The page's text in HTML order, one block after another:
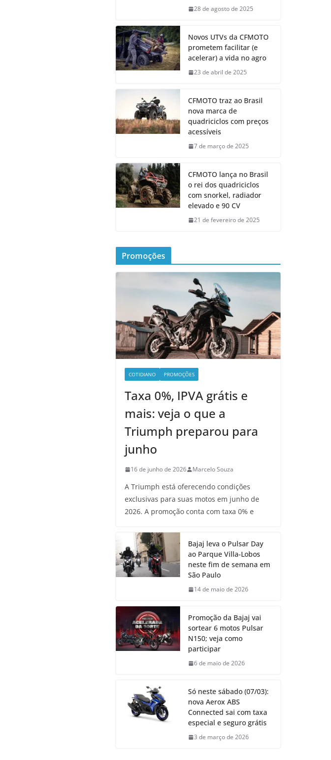
28 de agosto de 2025
Novos UTVs da CFMOTO
prometem facilitar (e
acelerar) a vida no agro
23 de abril de 2025
CFMOTO traz ao Brasil
nova marca de
quadriciclos com preços
acessíveis
7 de março de 2025
CFMOTO lança no Brasil
o rei dos quadriciclos
com snorkel, radiador
elevado e 90 CV
21 de fevereiro de 2025
Promoções
COTIDIANO PROMOÇÕES
Taxa 0%, IPVA grátis e
mais: veja o que a
Triumph preparou para
junho
16 de junho de 2026 Marcelo Souza
A Triumph está oferecendo condições
exclusivas para suas motos em junho de
2026. A promoção conta com taxa 0% e
Bajaj leva o Pulsar Day
ao Parque Villa-Lobos
neste fim de semana em
São Paulo
14 de maio de 2026
Promoção da Bajaj vai
sortear 6 motos Pulsar
N150; veja como
participar
6 de maio de 2026
Só neste sábado (07/03):
nova Aerox ABS
Connected sai com taxa
especial e seguro grátis
3 de março de 2026